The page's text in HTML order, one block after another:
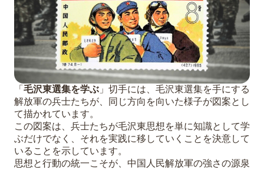
「 毛沢東選集を学ぶ 」切手には、毛沢東選集を手にする
解放軍の兵士たちが、同じ方向を向いた様子が図案とし
て描かれています。
この図案は、兵士たちが毛沢東思想を単に知識として学
ぶだけでなく、それを実践に移していくことを決意して
いることを示しています。
思想と行動の統一こそが、中国人民解放軍の強さの源泉